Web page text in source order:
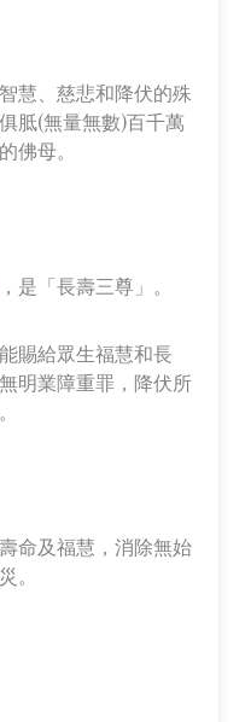
慧、慈悲和降伏的殊
胝(無量無數)百千萬
佛母。
，是「長壽三尊」。
賜給眾生福慧和長
明業障重罪，降伏所
命及福慧，消除無始
。